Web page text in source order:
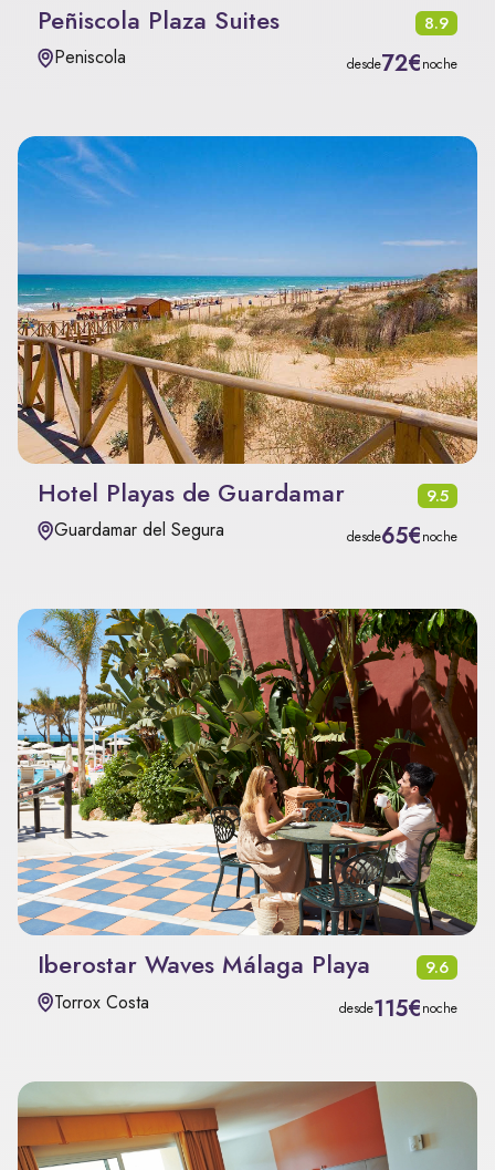
Peñiscola Plaza Suites 8.9
Peniscola desde72€noche
Hotel Playas de Guardamar 9.5
Guardamar del Segura desde65€noche
Iberostar Waves Málaga Playa 9.6
Torrox Costa desde115€noche